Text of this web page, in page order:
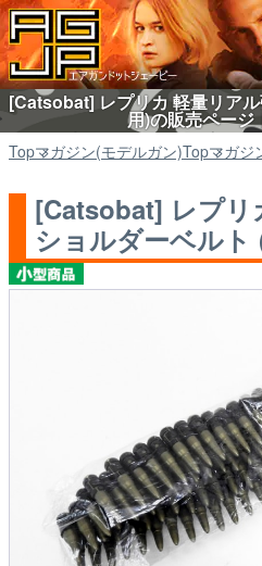
[Catsobat] レプリカ 軽量リア
用)の販売ページ
Topマガジン(モデルガン)Topマガジ
[Catsobat] レプリ
ショルダーベルト